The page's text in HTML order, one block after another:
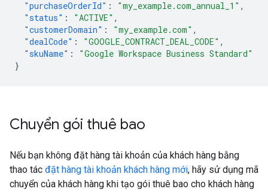
"purchaseOrderId" : "my_example.com_annual_1" ,
"status" : "ACTIVE" ,
"customerDomain" : "my_example.com" ,
"dealCode" : "GOOGLE_CONTRACT_DEAL_CODE" ,
"skuName" :
"Google Workspace Business Standard"
}
Chuyển gói thuê bao
Nếu bạn không đặt hàng tài khoản của khách hàng bằng
thao tác đặt hàng tài khoản khách hàng mới, hãy sử dụng mã
chuyển của khách hàng khi tạo gói thuê bao cho khách hàng